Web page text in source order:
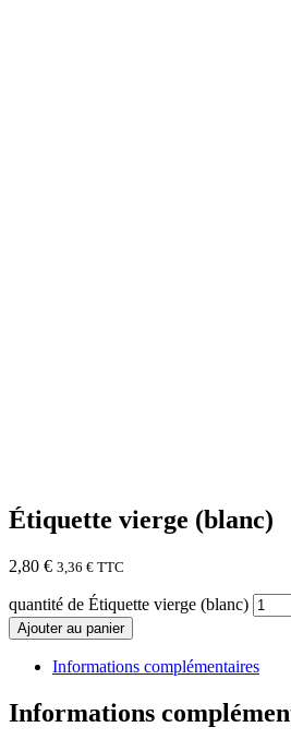
Étiquette vierge (blanc)
2,80 € 3,36 € TTC
quantité de Étiquette vierge (blanc)
Ajouter au panier
Informations complémentaires
Informations